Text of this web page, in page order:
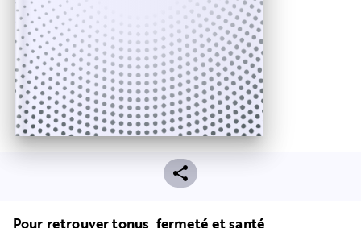
Pour retrouver tonus, fermeté et santé